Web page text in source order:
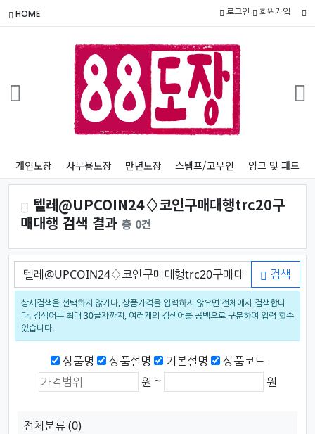
HOME 로그인 회원가입
개인도장 사무용도장 만년도장 스탬프/고무인 잉크 및 패드
텔레@UPCOIN24♢코인구매대행trc20구
매대행 검색 결과 총 0건
검색어 검색
상세검색을 선택하지 않거나, 상품가격을 입력하지 않으면 전체에서 검색합니
다. 검색어는 최대 30글자까지, 여러개의 검색어를 공백으로 구분하여 입력 할수
있습니다.
검색범위
상품명 상품설명 기본설명
상품코드
상품가격 (원)
최소 가격 원 ~ 원
전체분류(0)